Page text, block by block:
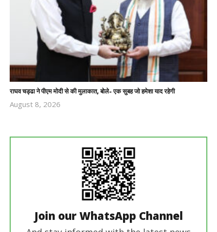
राघव चड्ढा ने पीएम मोदी से की मुलाकात, बोले- एक सुबह जो हमेशा याद रहेगी
August 8, 2026
Join our WhatsApp Channel